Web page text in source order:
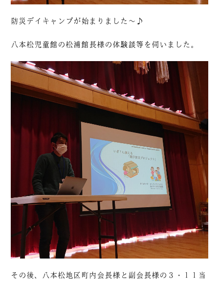
防災デイキャンプが始まりました～♪
八本松児童館の松浦館長様の体験談等を伺いました。
その後、八本松地区町内会長様と副会長様の３・１１当